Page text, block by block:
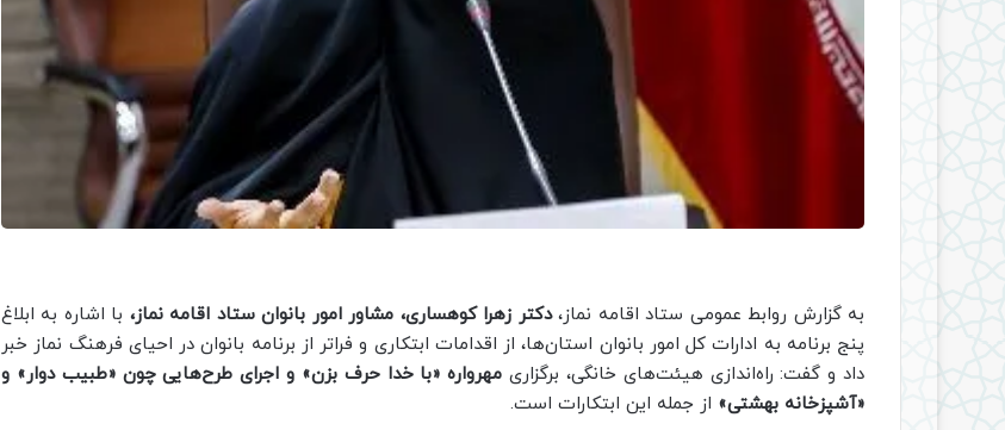
به گزارش روابط عمومی ستاد اقامه نماز،دکتر زهرا کوهساری، مشاور امور بانوان ستاد اقامه نماز، با اشاره به ابلاغ
پنج برنامه به ادارات کل امور بانوان استان‌ها، از اقدامات ابتکاری و فراتر از برنامه بانوان در احیای فرهنگ نماز خبر
داد و گفت: راه‌اندازی هیئت‌های خانگی، برگزاری مهرواره «با خدا حرف بزن» و اجرای طرح‌هایی چون «طبیب دوار» و
«آشپزخانه بهشتی» از جمله این ابتکارات است.